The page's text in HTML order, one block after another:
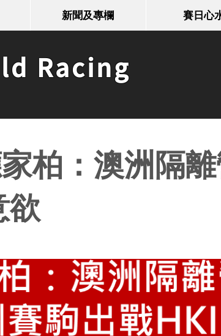
新聞及專欄 賽日心
Racing
柏：澳洲隔
欲